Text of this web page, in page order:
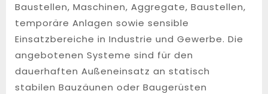
Baustellen, Maschinen, Aggregate, Baustellen,
temporäre Anlagen sowie sensible
Einsatzbereiche in Industrie und Gewerbe. Die
angebotenen Systeme sind für den
dauerhaften Außeneinsatz an statisch
stabilen Bauzäunen oder Baugerüsten